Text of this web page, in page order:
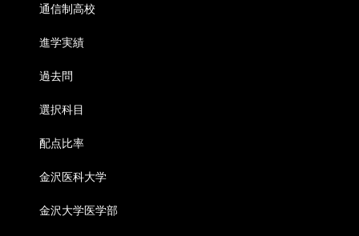
通信制高校
進学実績
過去問
選択科目
配点比率
金沢医科大学
金沢大学医学部